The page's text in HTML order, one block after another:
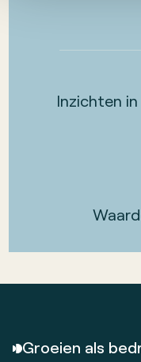
Inzichten
Groeien als